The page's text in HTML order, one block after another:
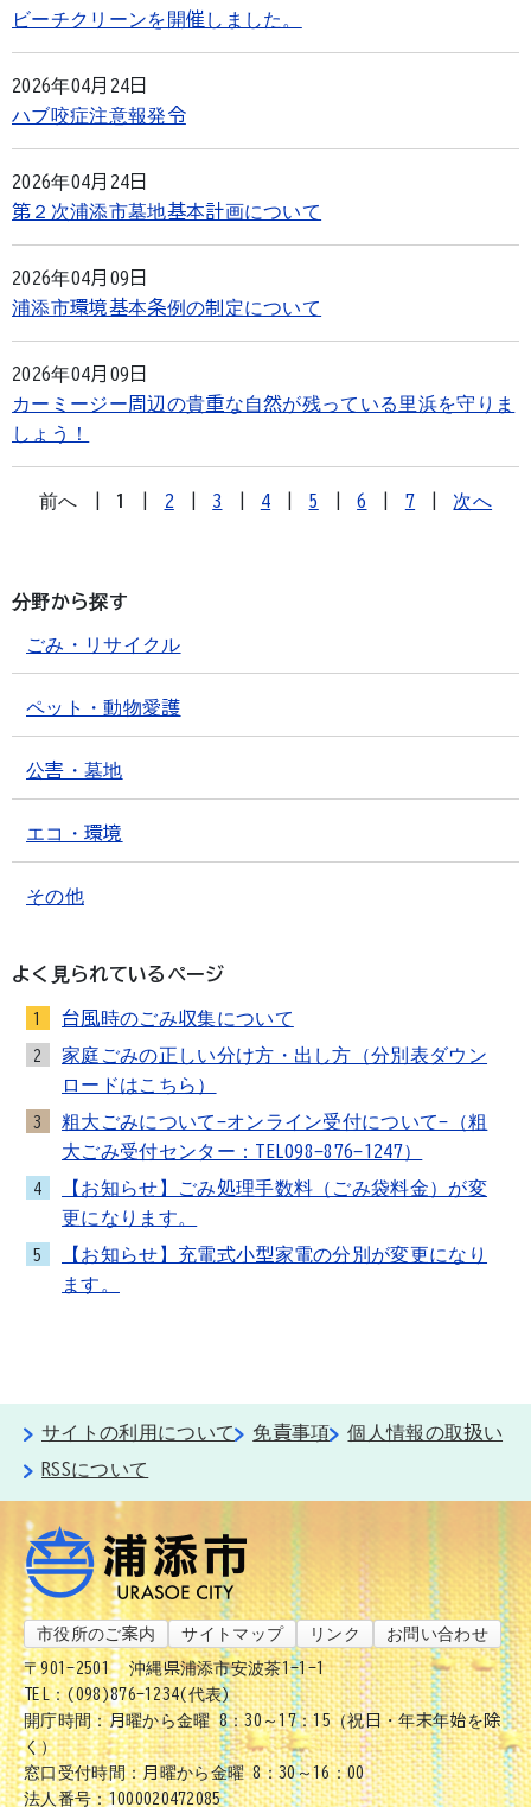
ビーチクリーンを開催しました。
2026年04月24日
ハブ咬症注意報発令
2026年04月24日
第２次浦添市墓地基本計画について
2026年04月09日
浦添市環境基本条例の制定について
2026年04月09日
カーミージー周辺の貴重な自然が残っている里浜を守りま
しょう！
前へ 1 2 3 4 5 6 7 次へ
分野から探す
ごみ・リサイクル
ペット・動物愛護
公害・墓地
エコ・環境
その他
よく見られているページ
1 台風時のごみ収集について
2
家庭ごみの正しい分け方・出し方（分別表ダウン
ロードはこちら）
3
粗大ごみについて-オンライン受付について-（粗
大ごみ受付センター：TEL098-876-1247）
4
【お知らせ】ごみ処理手数料（ごみ袋料金）が変
更になります。
5
【お知らせ】充電式小型家電の分別が変更になり
ます。
サイトの利用について 免責事項
個人情報の取扱い
RSSについて
市役所のご案内 サイトマップ リンク お問い合わせ
〒901-2501
沖縄県浦添市安波茶1-1-1
TEL：(098)876-1234(代表)
開庁時間：月曜から金曜 8：30～17：15（祝日・年末年始を除
く）
窓口受付時間：月曜から金曜 8：30～16：00
法人番号：1000020472085